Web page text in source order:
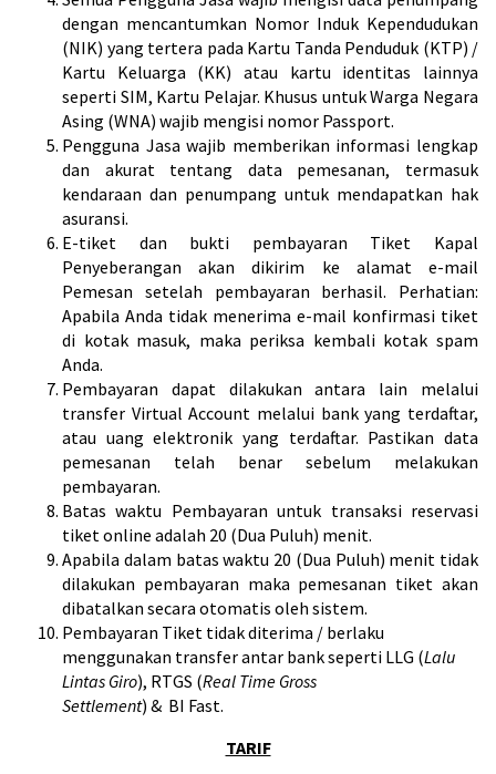
dengan mencantumkan Nomor Induk Kependudukan
(NIK) yang tertera pada Kartu Tanda Penduduk (KTP) /
Kartu Keluarga (KK) atau kartu identitas lainnya
seperti SIM, Kartu Pelajar. Khusus untuk Warga Negara
Asing (WNA) wajib mengisi nomor Passport.
Pengguna Jasa wajib memberikan informasi lengkap
dan akurat tentang data pemesanan, termasuk
kendaraan dan penumpang untuk mendapatkan hak
asuransi.
E-tiket dan bukti pembayaran Tiket Kapal
Penyeberangan akan dikirim ke alamat e-mail
Pemesan setelah pembayaran berhasil. Perhatian:
Apabila Anda tidak menerima e-mail konfirmasi tiket
di kotak masuk, maka periksa kembali kotak spam
Anda.
Pembayaran dapat dilakukan antara lain melalui
transfer Virtual Account melalui bank yang terdaftar,
atau uang elektronik yang terdaftar. Pastikan data
pemesanan telah benar sebelum melakukan
pembayaran.
Batas waktu Pembayaran untuk transaksi reservasi
tiket online adalah 20 (Dua Puluh) menit.
Apabila dalam batas waktu 20 (Dua Puluh) menit tidak
dilakukan pembayaran maka pemesanan tiket akan
dibatalkan secara otomatis oleh sistem.
Pembayaran Tiket tidak diterima / berlaku
menggunakan transfer antar bank seperti LLG (Lalu
Lintas Giro), RTGS (Real Time Gross
Settlement) & BI Fast.
TARIF